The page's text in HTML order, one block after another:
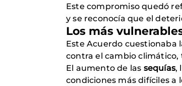
Este compromiso quedó
y se reconocía que el
Los más
Este Acuerdo cuestionaba
contra el cambio
El aumento de las sequías,
condiciones más difíciles a